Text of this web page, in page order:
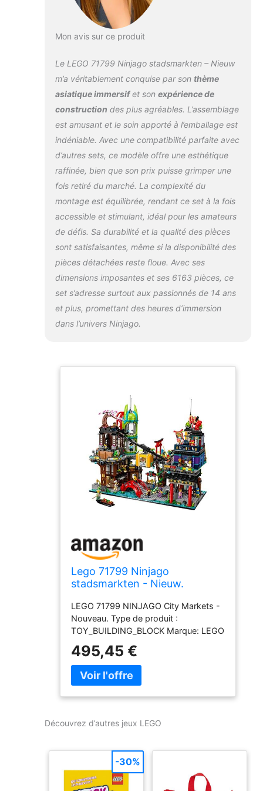
Mon avis sur ce produit
Le LEGO 71799 Ninjago stadsmarkten – Nieuw
m’a véritablement conquise par son thème
asiatique immersifet son expérience de
construction des plus agréables. L’assemblage
est amusant et le soin apporté à l’emballage est
indéniable. Avec une compatibilité parfaite avec
d’autres sets, ce modèle offre une esthétique
raffinée, bien que son prix puisse grimper une
fois retiré du marché. La complexité du
montage est équilibrée, rendant ce set à la fois
accessible et stimulant, idéal pour les amateurs
de défis. Sa durabilité et la qualité des pièces
sont satisfaisantes, même si la disponibilité des
pièces détachées reste floue. Avec ses
dimensions imposantes et ses 6163 pièces, ce
set s’adresse surtout aux passionnés de 14 ans
et plus, promettant des heures d’immersion
dans l’univers Ninjago.
Lego 71799 Ninjago
stadsmarkten - Nieuw.
LEGO 71799 NINJAGO City Markets -
Nouveau. Type de produit :
TOY_BUILDING_BLOCK Marque: LEGO
495,45 €
Découvrez d’autres jeux LEGO
-30%